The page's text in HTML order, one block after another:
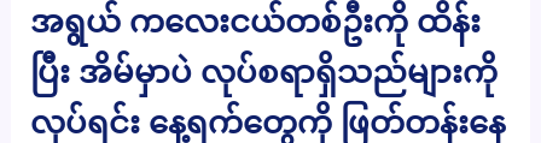
အရွယ် ကလေးငယ်တစ်ဦးကို ထိန်း
ပြီး အိမ်မှာပဲ လုပ်စရာရှိသည်များကို
လုပ်ရင်း နေ့ရက်တွေကို ဖြတ်တန်းနေ